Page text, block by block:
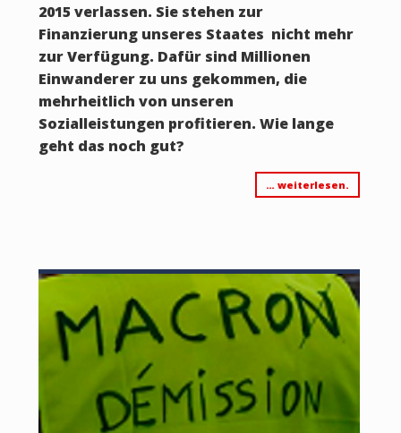
2015 verlassen. Sie stehen zur
Finanzierung unseres Staates nicht mehr
zur Verfügung. Dafür sind Millionen
Einwanderer zu uns gekommen, die
mehrheitlich von unseren
Sozialleistungen profitieren. Wie lange
geht das noch gut?
… weiterlesen.